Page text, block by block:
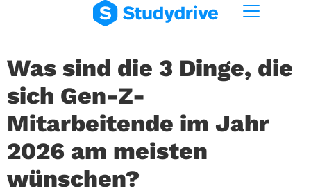
Was sind die 3 Dinge, die
sich Gen-Z-
Mitarbeitende im Jahr
2026 am meisten
wünschen?